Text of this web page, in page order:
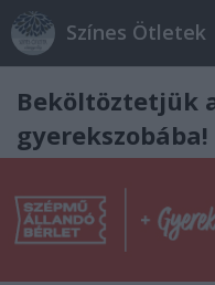
Színes Ötletek
Beköltöztetjük
gyerekszobába!